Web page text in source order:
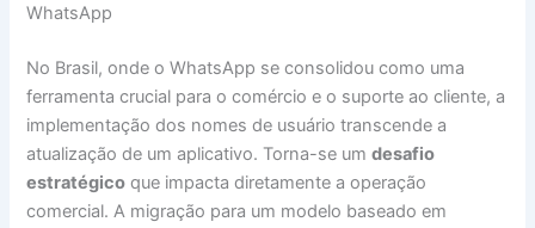
WhatsApp
No Brasil, onde o WhatsApp se consolidou como uma
ferramenta crucial para o comércio e o suporte ao cliente, a
implementação dos nomes de usuário transcende a
atualização de um aplicativo. Torna-se umdesafio
estratégico que impacta diretamente a operação
comercial. A migração para um modelo baseado em